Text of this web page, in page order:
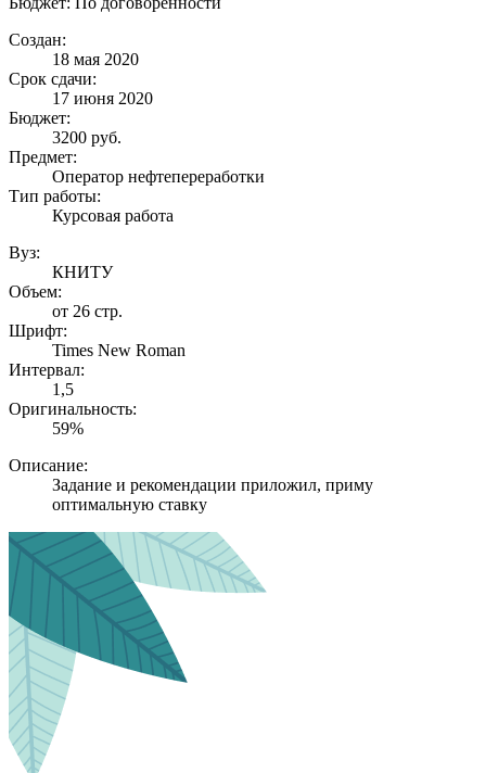
Создан:
18 мая 2020
Срок сдачи:
17 июня 2020
Бюджет:
3200 руб.
Предмет:
Оператор нефтепереработки
Тип работы:
Курсовая работа
Вуз:
КНИТУ
Объем:
от 26 стр.
Шрифт:
Times New Roman
Интервал:
1,5
Оригинальность:
59%
Описание:
Задание и рекомендации приложил, приму
оптимальную ставку